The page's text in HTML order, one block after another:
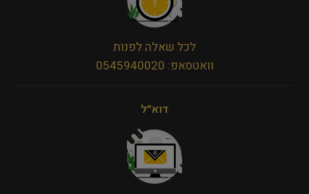
לכל שאלה לפנות
וואטסאפ: 0545940020
דוא״ל